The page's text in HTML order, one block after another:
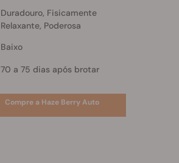
Duradouro, Fisicamente
Relaxante, Poderosa
Baixo
70 a 75 dias após brotar
Compre a Haze Berry Auto